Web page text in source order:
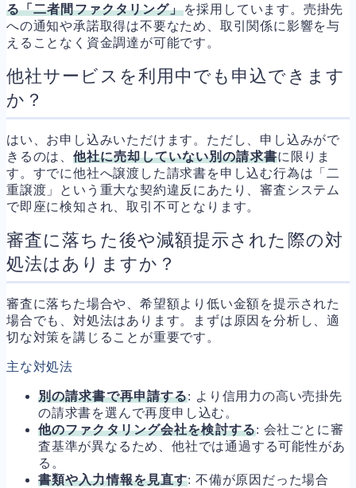
る「二者間ファクタリング」を採用しています。売掛先
への通知や承諾取得は不要なため、取引関係に影響を与
えることなく資金調達が可能です。
他社サービスを利用中でも申込できます
か？
はい、お申し込みいただけます。ただし、申し込みがで
きるのは、 他社に売却していない別の請求書に限りま
す。すでに他社へ譲渡した請求書を申し込む行為は「二
重譲渡」という重大な契約違反にあたり、審査システム
で即座に検知され、取引不可となります。
審査に落ちた後や減額提示された際の対
処法はありますか？
審査に落ちた場合や、希望額より低い金額を提示された
場合でも、対処法はあります。まずは原因を分析し、適
切な対策を講じることが重要です。
主な対処法
別の請求書で再申請する: より信用力の高い売掛先
の請求書を選んで再度申し込む。
他のファクタリング会社を検討する: 会社ごとに審
査基準が異なるため、他社では通過する可能性があ
る。
書類や入力情報を見直す: 不備が原因だった場合